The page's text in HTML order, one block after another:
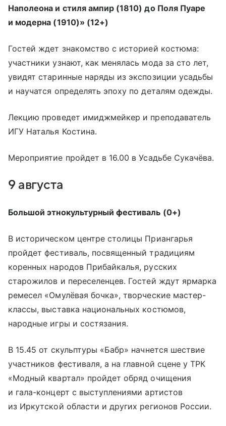
Наполеона и стиля ампир (1810) до Поля Пуаре
и модерна (1910)» (12+)
Гостей ждет знакомство с историей костюма:
участники узнают, как менялась мода за сто лет,
увидят старинные наряды из экспозиции усадьбы
и научатся определять эпоху по деталям одежды.
Лекцию проведет имиджмейкер и преподаватель
ИГУ Наталья Костина.
Мероприятие пройдет в 16.00 в Усадьбе Сукачёва.
9 августа
Большой этнокультурный фестиваль (0+)
В историческом центре столицы Приангарья
пройдет фестиваль, посвященный традициям
коренных народов Прибайкалья, русских
старожилов и переселенцев. Гостей ждут ярмарка
ремесел «Омулёвая бочка», творческие мастер-
классы, выставка национальных костюмов,
народные игры и состязания.
В 15.45 от скульптуры «Бабр» начнется шествие
участников фестиваля, а на главной сцене у ТРК
«Модный квартал» пройдет обряд очищения
и гала-концерт с выступлениями артистов
из Иркутской области и других регионов России.